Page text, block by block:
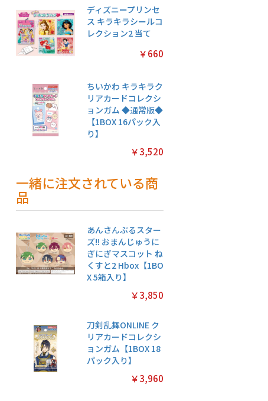
ディズニープリンセ
ス キラキラシールコ
レクション2 当て
￥660
ちいかわ キラキラク
リアカードコレクシ
ョンガム ◆通常版◆
【1BOX 16パック入
り】
￥3,520
一緒に注文されている商
品
あんさんぶるスター
ズ!! おまんじゅうに
ぎにぎマスコット ね
くすと2 Hbox【1BO
X 5箱入り】
￥3,850
刀剣乱舞ONLINE ク
リアカードコレクシ
ョンガム【1BOX 18
パック入り】
￥3,960